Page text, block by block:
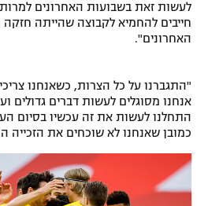
לעשות זאת בשבועות האחרונים
חייבים להחמיא לקבוצה שהייתה
האחרונים".
"התגברנו על כל הצרות, כשאנחנו
אנחנו מסוגלים לעשות דברים גדולים
התחלנו לעשות את זה עכשיו בסיום
כמובן שאנחנו לא שוכחים את הזכייה